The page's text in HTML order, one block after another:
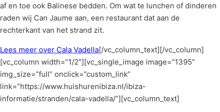
af en toe ook Balinese bedden. Om wat te lunchen of dinderen
raden wij Can Jaume aan, een restaurant dat aan de
rechterkant van het strand zit.
Lees meer over Cala Vadella[/vc_column_text][/vc_column]
[vc_column width=”1/2″][vc_single_image image=”1395″
img_size=”full” onclick=”custom_link”
link=”https://www.huishurenibiza.nl/ibiza-
informatie/stranden/cala-vadella/”][vc_column_text]